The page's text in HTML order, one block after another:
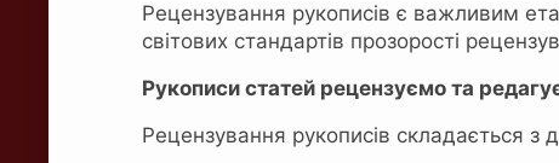
Рецензування рукописів є важливим
світових стандартів прозорості
Рукописи статей рецензуємо та
Рецензування рукописів складається з